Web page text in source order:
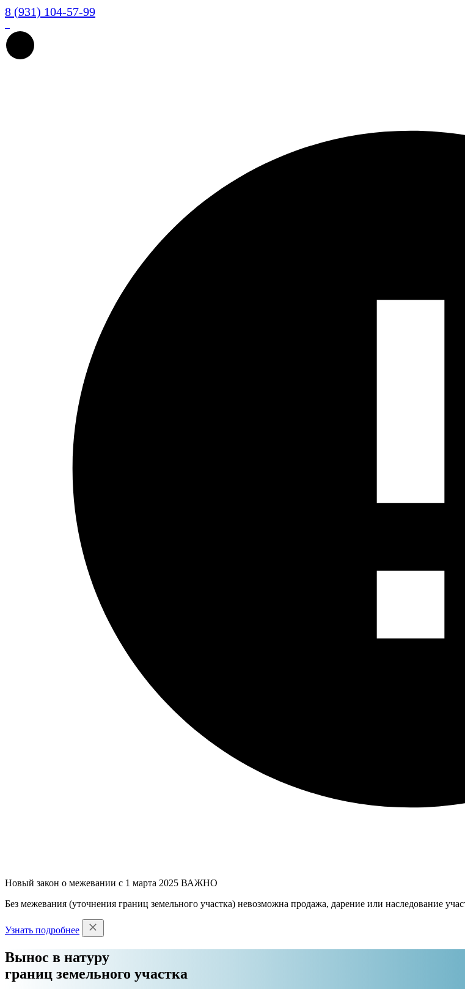
8 (931) 104-57-99
Новый закон о межевании с 1 марта 2025 ВАЖНО
Без межевания (уточнения границ земельного участка) невозможна продажа, дарение или наследование
Узнать подробнее
Вынос в натуру
границ земельного участка